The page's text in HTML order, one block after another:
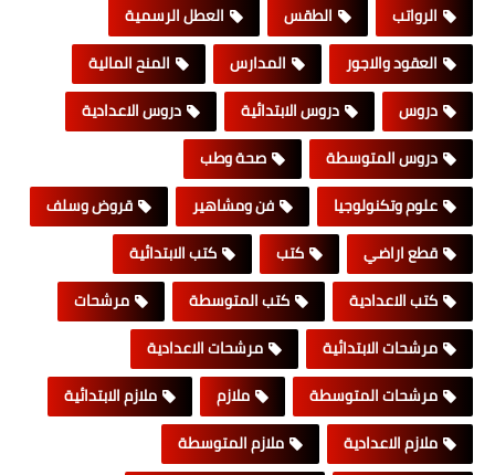
الرواتب
الطقس
العطل الرسمية
العقود والاجور
المدارس
المنح المالية
دروس
دروس الابتدائية
دروس الاعدادية
دروس المتوسطة
صحة وطب
علوم وتكنولوجيا
فن ومشاهير
قروض وسلف
قطع اراضي
كتب
كتب الابتدائية
كتب الاعدادية
كتب المتوسطة
مرشحات
مرشحات الابتدائية
مرشحات الاعدادية
مرشحات المتوسطة
ملازم
ملازم الابتدائية
ملازم الاعدادية
ملازم المتوسطة